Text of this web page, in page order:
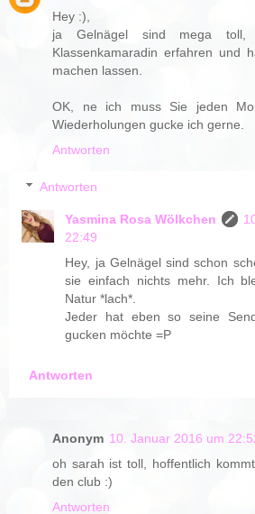
Hey :),
ja Gelnägel sind mega
Klassenkamaradin erfahren und
machen lassen.
OK, ne ich muss Sie jeden
Wiederholungen gucke ich gerne.
Antworten
Antworten
Yasmina Rosa Wölkchen
22:49
Hey, ja Gelnägel sind schon
sie einfach nichts mehr. Ich
Natur *lach*.
Jeder hat eben so seine
gucken möchte =P
Antworten
Anonym 10. Januar 2016 um
oh sarah ist toll, hoffentlich
den club :)
Antworten